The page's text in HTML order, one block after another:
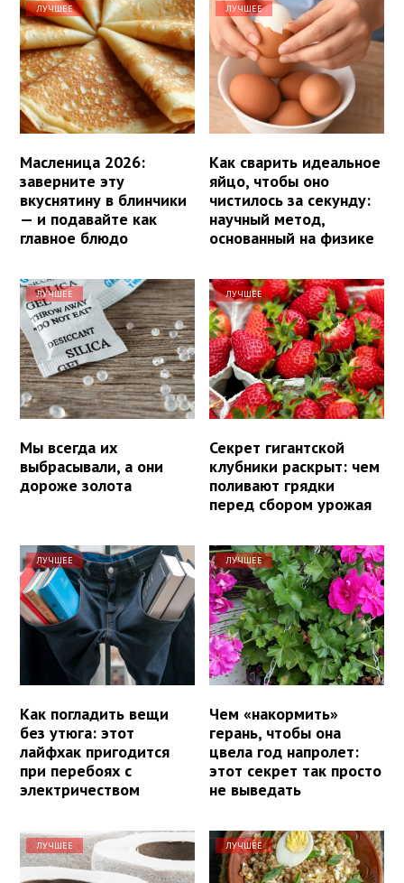
ЛУЧШЕЕ
Масленица 2026:
заверните эту
вкуснятину в блинчики
— и подавайте как
главное блюдо
ЛУЧШЕЕ
Как сварить идеальное
яйцо, чтобы оно
чистилось за секунду:
научный метод,
основанный на физике
ЛУЧШЕЕ
Мы всегда их
выбрасывали, а они
дороже золота
ЛУЧШЕЕ
Секрет гигантской
клубники раскрыт: чем
поливают грядки
перед сбором урожая
ЛУЧШЕЕ
Как погладить вещи
без утюга: этот
лайфхак пригодится
при перебоях с
электричеством
ЛУЧШЕЕ
Чем «накормить»
герань, чтобы она
цвела год напролет:
этот секрет так просто
не выведать
ЛУЧШЕЕ ЛУЧШЕЕ